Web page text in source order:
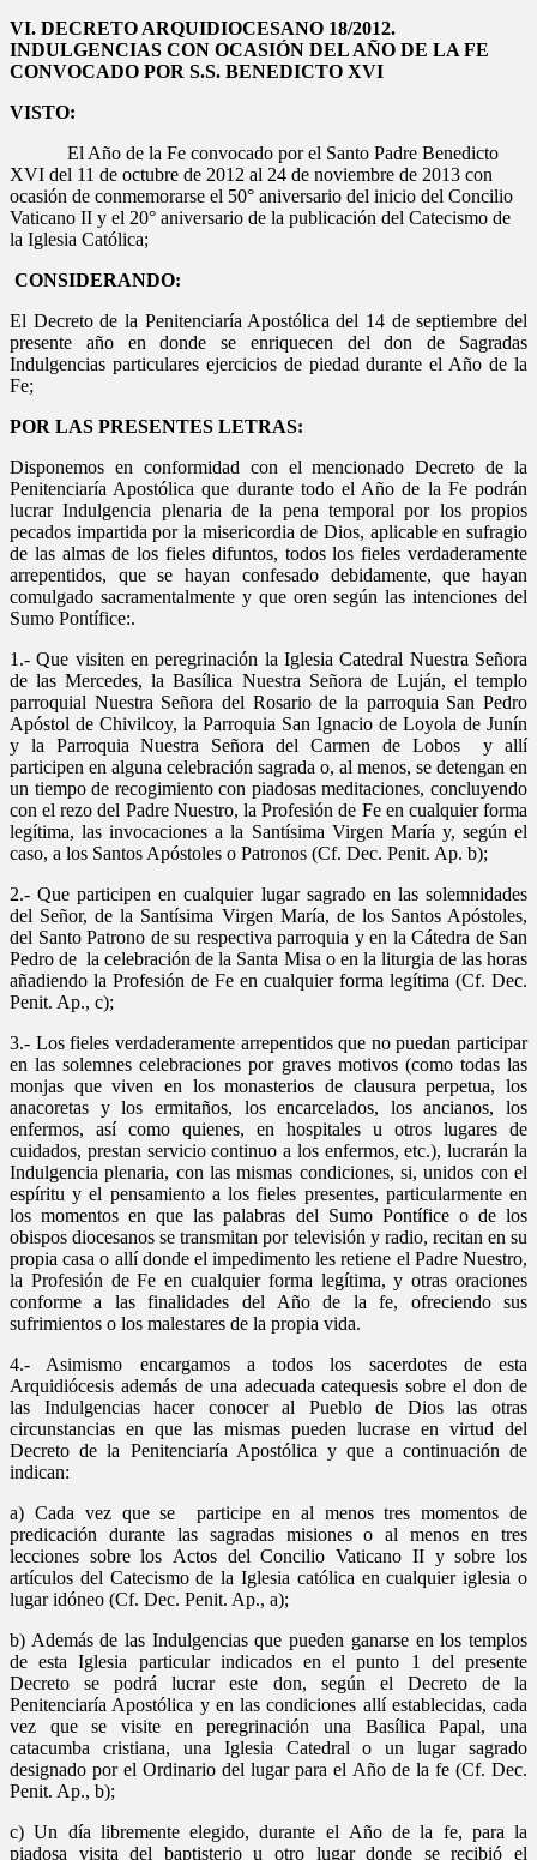
VI. DECRETO ARQUIDIOCESANO 18/2012.
INDULGENCIAS CON OCASIÓN DEL AÑO DE LA FE
CONVOCADO POR S.S. BENEDICTO XVI
VISTO:
El Año de la Fe convocado por el Santo Padre Benedicto
XVI del 11 de octubre de 2012 al 24 de noviembre de 2013 con
ocasión de conmemorarse el 50° aniversario del inicio del Concilio
Vaticano II y el 20° aniversario de la publicación del Catecismo de
la Iglesia Católica;
CONSIDERANDO:
El Decreto de la Penitenciaría Apostólica del 14 de septiembre del
presente año en donde se enriquecen del don de Sagradas
Indulgencias particulares ejercicios de piedad durante el Año de la
Fe;
POR LAS PRESENTES LETRAS:
Disponemos en conformidad con el mencionado Decreto de la
Penitenciaría Apostólica que durante todo el Año de la Fe podrán
lucrar Indulgencia plenaria de la pena temporal por los propios
pecados impartida por la misericordia de Dios, aplicable en sufragio
de las almas de los fieles difuntos, todos los fieles verdaderamente
arrepentidos, que se hayan confesado debidamente, que hayan
comulgado sacramentalmente y que oren según las intenciones del
Sumo Pontífice:.
1.- Que visiten en peregrinación la Iglesia Catedral Nuestra Señora
de las Mercedes, la Basílica Nuestra Señora de Luján, el templo
parroquial Nuestra Señora del Rosario de la parroquia San Pedro
Apóstol de Chivilcoy, la Parroquia San Ignacio de Loyola de Junín
y la Parroquia Nuestra Señora del Carmen de Lobos y allí
participen en alguna celebración sagrada o, al menos, se detengan en
un tiempo de recogimiento con piadosas meditaciones, concluyendo
con el rezo del Padre Nuestro, la Profesión de Fe en cualquier forma
legítima, las invocaciones a la Santísima Virgen María y, según el
caso, a los Santos Apóstoles o Patronos (Cf. Dec. Penit. Ap. b);
2.- Que participen en cualquier lugar sagrado en las solemnidades
del Señor, de la Santísima Virgen María, de los Santos Apóstoles,
del Santo Patrono de su respectiva parroquia y en la Cátedra de San
Pedro de la celebración de la Santa Misa o en la liturgia de las horas
añadiendo la Profesión de Fe en cualquier forma legítima (Cf. Dec.
Penit. Ap., c);
3.- Los fieles verdaderamente arrepentidos que no puedan participar
en las solemnes celebraciones por graves motivos (como todas las
monjas que viven en los monasterios de clausura perpetua, los
anacoretas y los ermitaños, los encarcelados, los ancianos, los
enfermos, así como quienes, en hospitales u otros lugares de
cuidados, prestan servicio continuo a los enfermos, etc.), lucrarán la
Indulgencia plenaria, con las mismas condiciones, si, unidos con el
espíritu y el pensamiento a los fieles presentes, particularmente en
los momentos en que las palabras del Sumo Pontífice o de los
obispos diocesanos se transmitan por televisión y radio, recitan en su
propia casa o allí donde el impedimento les retiene el Padre Nuestro,
la Profesión de Fe en cualquier forma legítima, y otras oraciones
conforme a las finalidades del Año de la fe, ofreciendo sus
sufrimientos o los malestares de la propia vida.
4.- Asimismo encargamos a todos los sacerdotes de esta
Arquidiócesis además de una adecuada catequesis sobre el don de
las Indulgencias hacer conocer al Pueblo de Dios las otras
circunstancias en que las mismas pueden lucrase en virtud del
Decreto de la Penitenciaría Apostólica y que a continuación de
indican:
a) Cada vez que se participe en al menos tres momentos de
predicación durante las sagradas misiones o al menos en tres
lecciones sobre los Actos del Concilio Vaticano II y sobre los
artículos del Catecismo de la Iglesia católica en cualquier iglesia o
lugar idóneo (Cf. Dec. Penit. Ap., a);
b) Además de las Indulgencias que pueden ganarse en los templos
de esta Iglesia particular indicados en el punto 1 del presente
Decreto se podrá lucrar este don, según el Decreto de la
Penitenciaría Apostólica y en las condiciones allí establecidas, cada
vez que se visite en peregrinación una Basílica Papal, una
catacumba cristiana, una Iglesia Catedral o un lugar sagrado
designado por el Ordinario del lugar para el Año de la fe (Cf. Dec.
Penit. Ap., b);
c) Un día libremente elegido, durante el Año de la fe, para la
piadosa visita del baptisterio u otro lugar donde se recibió el